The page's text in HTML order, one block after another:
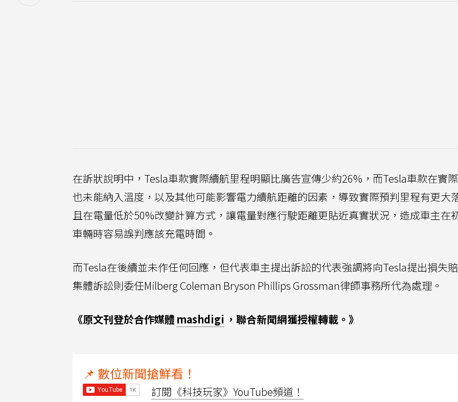
在訴狀說明中，Tesla車款實際續航里程明顯比廣告宣傳少約26%，而Tesla車款在實
也未能納入溫度，以及其他可能影響電力續航距離的因素，導致實際預判里程有更大
且在電量低於50%改變計算方式，讓電量對應行駛距離更貼近真實狀況，造成車主在
車輛時容易誤判應該充電時間。
而Tesla在後續並未作任何回應，但代表車主提出訴訟的代表強調將向Tesla提出損失
集體訴訟則委任Milberg Coleman Bryson Phillips Grossman律師事務所代為處理。
《原文刊登於合作媒體 mashdigi ，聯合新聞網獲授權轉載。》
📌 數位新聞搶鮮看！
訂閱《科技玩家》YouTube頻道！